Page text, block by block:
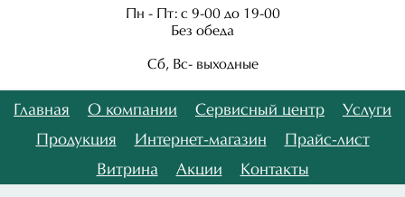
Пн - Пт: с 9-00 до 19-00
Без обеда
Сб, Вс- выходные
Главная О компании Сервисный центр
Услуги
Продукция
Интернет-магазин
Прайс-лист
Витрина
Акции Контакты